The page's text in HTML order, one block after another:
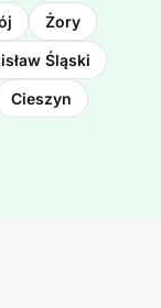
Żory
Śląski
Cieszyn